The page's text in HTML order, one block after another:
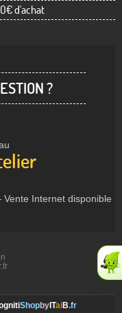
d'achat
?
Internet disponible
Shopby ITaiB.fr